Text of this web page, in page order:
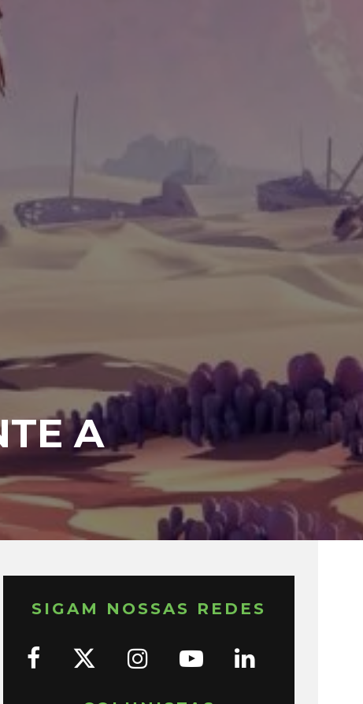
A
SIGAM NOSSAS REDES